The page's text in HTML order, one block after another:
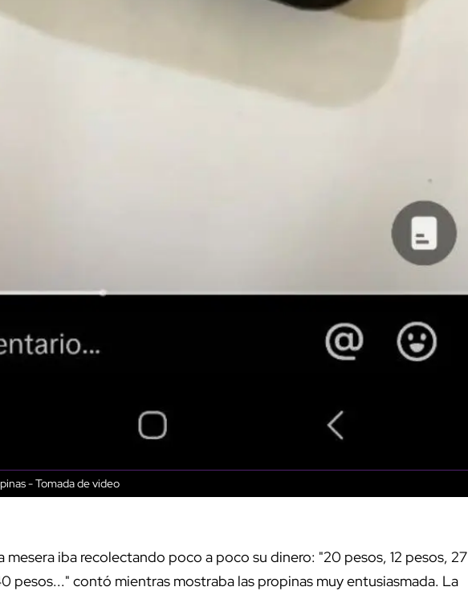
- Tomada de video
mesera iba recolectando poco a poco su dinero: "20 pesos, 12 pesos, 27
pesos..." contó mientras mostraba las propinas muy entusiasmada. La